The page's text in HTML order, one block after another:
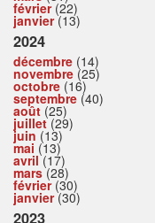
février(22)
janvier(13)
2024
décembre (14)
novembre (25)
octobre (16)
septembre (40)
août (25)
juillet(29)
juin (13)
mai (13)
avril(17)
mars(28)
février(30)
janvier(30)
2023